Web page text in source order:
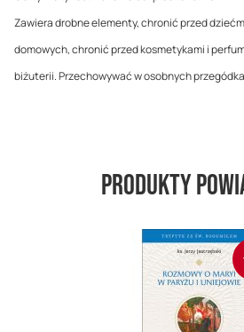
Zawiera drobne elementy, chronić przed
domowych, chronić przed kosmetykami i
biżuterii. Przechowywać w osobnych
Produkty